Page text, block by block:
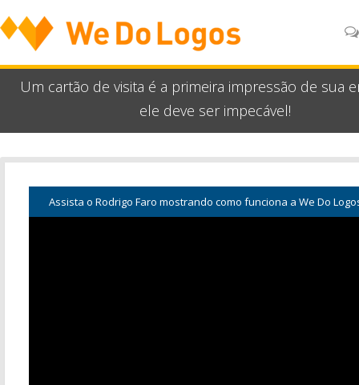
Um cartão de visita é a primeira impressão de sua
ele deve ser impecável!
Assista o Rodrigo Faro mostrando como funciona a We Do